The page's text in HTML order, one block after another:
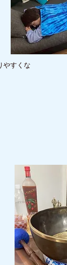
やすくな